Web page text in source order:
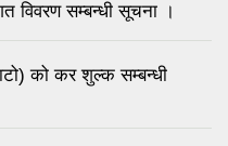
विवरण सम्बन्धी सूचना ।
को कर शुल्क सम्बन्धी